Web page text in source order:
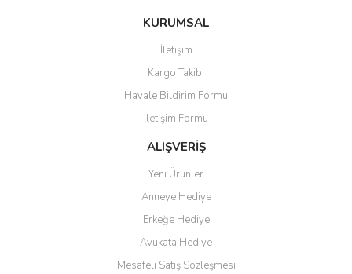
KURUMSAL
İletişim
Kargo Takibi
Havale Bildirim Formu
İletişim Formu
ALIŞVERİŞ
Yeni Ürünler
Anneye Hediye
Erkeğe Hediye
Avukata Hediye
Mesafeli Satış Sözleşmesi